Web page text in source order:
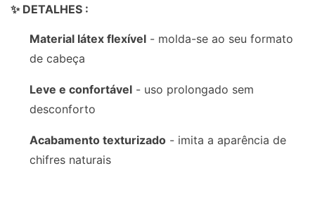
✨ DETALHES :
Material látex flexível - molda-se ao seu formato
de cabeça
Leve e confortável - uso prolongado sem
desconforto
Acabamento texturizado - imita a aparência de
chifres naturais